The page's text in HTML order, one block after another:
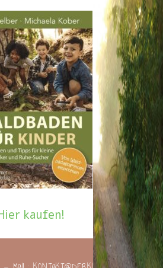
kaufen!